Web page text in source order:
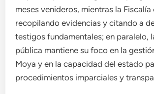
meses venideros, mientras la Fiscalía
recopilando evidencias y citando a
testigos fundamentales; en paralelo,
pública mantiene su foco en la
Moya y en la capacidad del estado
procedimientos imparciales y